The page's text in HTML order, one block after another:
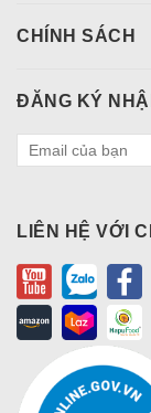
CHÍNH SÁCH
ĐĂNG KÝ
LIÊN HỆ VỚI